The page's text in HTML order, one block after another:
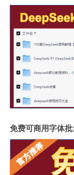
免费可商用字体